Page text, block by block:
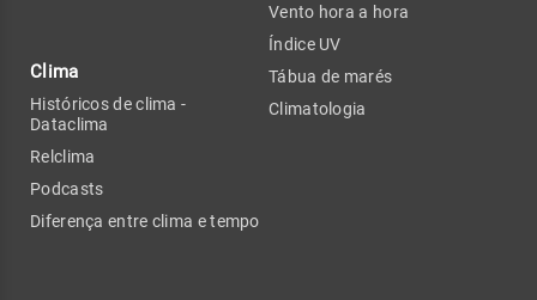
Clima
Históricos de clima -
Dataclima
Relclima
Podcasts
Diferença entre clima e tempo
Vento hora a hora
Índice UV
Tábua de marés
Climatologia